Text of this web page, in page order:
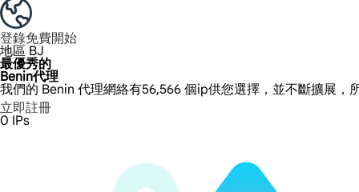
登錄免費開始
地區 BJ
最優秀的
Benin代理
我們的 Benin 代理網絡有56,566 個ip供您選擇，並不斷擴展，
立即註冊
0 IPs